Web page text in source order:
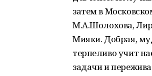
затем в
М.А.Шолохова,
Мияки. Добрая,
терпеливо учит
задачи и